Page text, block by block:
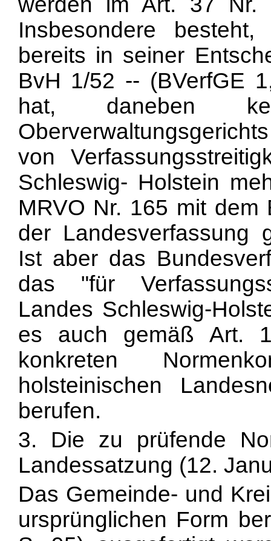
Insbesondere
bereits in seiner
BvH 1/52 -- (BVerfGE
hat, daneben
von
Schleswig- Holstein
MRVO Nr. 165 mit
der Landesverfassung
Ist aber das
das "für
Landes Schleswig-
es auch gemäß Art.
konkreten
holsteinischen
berufen.
3. Die zu prüfende
Landessatzung (12.
Das Gemeinde- und
ursprünglichen Form